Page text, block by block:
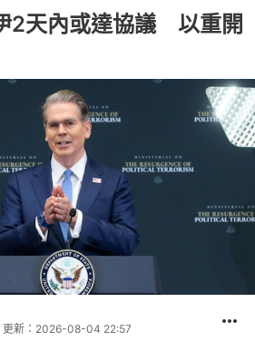
2天內或達協議 以重開
更新： 2026-08-04 22:57